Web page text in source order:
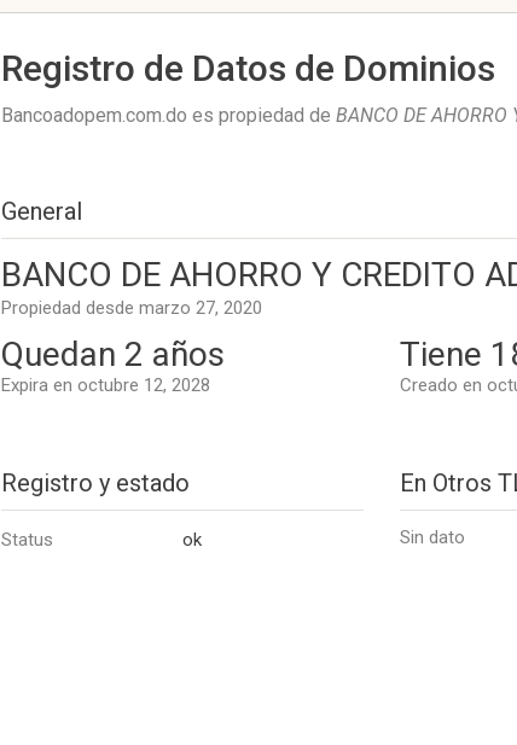
Registro de Datos de Dominios
Bancoadopem.com.do es propiedad de BANCO DE AHORRO
General
BANCO DE AHORRO Y CREDITO
Propiedad desde marzo 27, 2020
Quedan 2 años
Expira en octubre 12, 2028
Tiene
Creado en
Registro y estado
Status ok
En Otros
Sin dato